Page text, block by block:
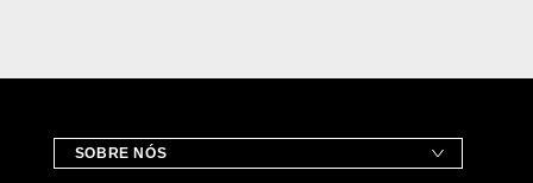
SOBRE NÓS